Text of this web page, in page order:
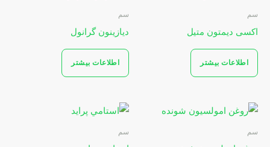
سم
اکسی دیمتون متیل
اطلاعات بیشتر
سم
دیازینون گرانول
اطلاعات بیشتر
سم سم